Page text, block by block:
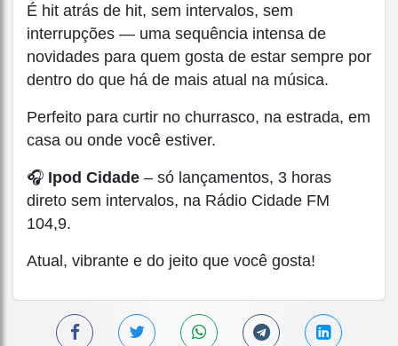
É hit atrás de hit, sem intervalos, sem
interrupções — uma sequência intensa de
novidades para quem gosta de estar sempre por
dentro do que há de mais atual na música.
Perfeito para curtir no churrasco, na estrada, em
casa ou onde você estiver.
🎧 Ipod Cidade – só lançamentos, 3 horas
direto sem intervalos, na Rádio Cidade FM
104,9.
Atual, vibrante e do jeito que você gosta!